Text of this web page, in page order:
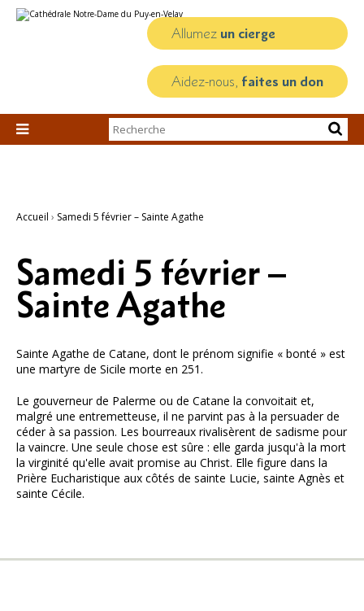
au
personnels
Allumez un cierge
Aidez-nous, faites un don

Chercher par
Recherche
Accueil › Samedi 5 février – Sainte Agathe
Samedi 5 février –
Sainte Agathe
Sainte Agathe de Catane, dont le prénom signifie « bonté » est
une martyre de Sicile morte en 251.
Le gouverneur de Palerme ou de Catane la convoitait et,
malgré une entremetteuse, il ne parvint pas à la persuader de
céder à sa passion. Les bourreaux rivalisèrent de sadisme pour
la vaincre. Une seule chose est sûre : elle garda jusqu'à la mort
la virginité qu'elle avait promise au Christ. Elle figure dans la
Prière Eucharistique aux côtés de sainte Lucie, sainte Agnès et
sainte Cécile.